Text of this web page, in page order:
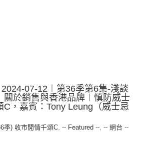
2024-07-12︱第36季第6集-淺談
關於銷售與香港品牌︱慎防威士
C，嘉賓：Tony Leung（威士忌
季) 收市閒情千頌C, -- Featured --, -- 網台 --